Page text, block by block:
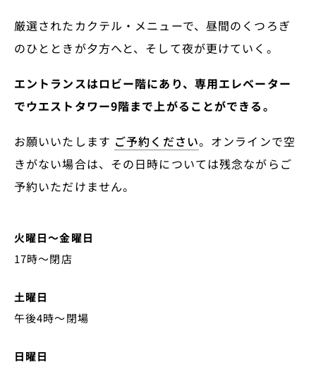
厳選されたカクテル・メニューで、昼間のくつろぎ
のひとときが夕方へと、そして夜が更けていく。
エントランスはロビー階にあり、専用エレベーター
でウエストタワー9階まで上がることができる。
お願いいたします ご予約ください。オンラインで空
きがない場合は、その日時については残念ながらご
予約いただけません。
火曜日～金曜日
17時～閉店
土曜日
午後4時～閉場
日曜日